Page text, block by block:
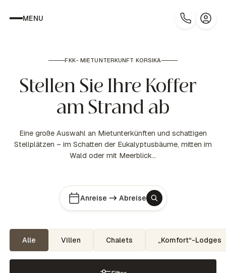
MENU
FKK- MIETUNTERKUNFT KORSIKA
Stellen Sie Ihre Koffer
am Strand ab
Eine große Auswahl an Mietunterkünften und schattigen
Stellplätzen – im Schatten der Eukalyptusbäume, mitten im
Wald oder mit Meerblick…
Anreise Abreise
Alle Villen Chalets „Komfort“-Lodges